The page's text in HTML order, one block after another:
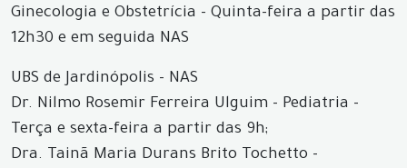
Ginecologia e Obstetrícia - Quinta-feira a partir das
12h30 e em seguida NAS
UBS de Jardinópolis - NAS
Dr. Nilmo Rosemir Ferreira Ulguim - Pediatria -
Terça e sexta-feira a partir das 9h;
Dra. Tainã Maria Durans Brito Tochetto -